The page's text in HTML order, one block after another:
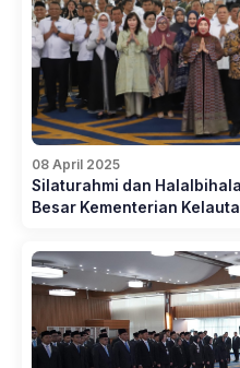
08 April 2025
Silaturahmi dan
Besar Kementerian